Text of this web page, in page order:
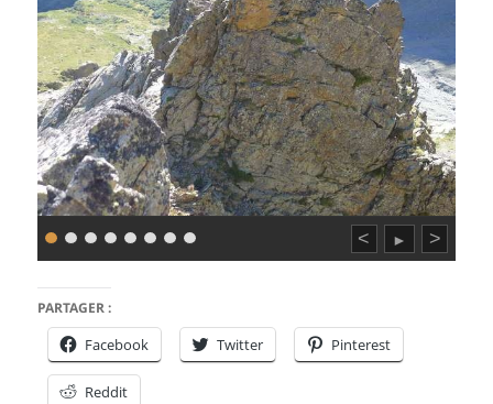
< ► >
PARTAGER :
Facebook Twitter Pinterest
Reddit